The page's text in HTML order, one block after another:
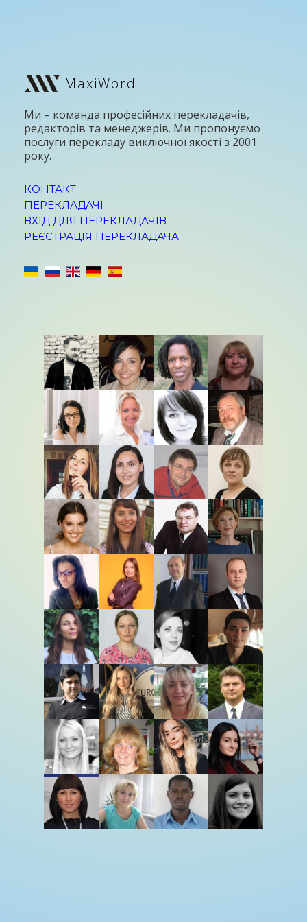
MaxiWord
Ми – команда професійних перекладачів,
редакторів та менеджерів. Ми пропонуємо
послуги перекладу виключної якості з 2001
року.
КОНТАКТ
ПЕРЕКЛАДАЧІ
ВХІД ДЛЯ ПЕРЕКЛАДАЧІВ
РЕЄСТРАЦІЯ ПЕРЕКЛАДАЧА